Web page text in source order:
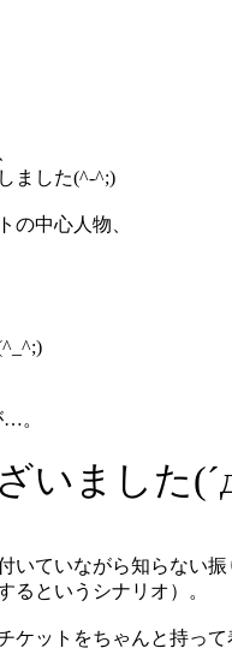
ました(^-^;)
の中心人物、
。
いました
ていながら知らない振
るというシナリオ）。
ットをちゃんと持って